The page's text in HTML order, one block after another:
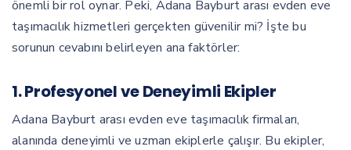
önemli bir rol oynar. Peki, Adana Bayburt arası evden eve
taşımacılık hizmetleri gerçekten güvenilir mi? İşte bu
sorunun cevabını belirleyen ana faktörler:
1.Profesyonel ve Deneyimli Ekipler
Adana Bayburt arası evden eve taşımacılık firmaları,
alanında deneyimli ve uzman ekiplerle çalışır. Bu ekipler,